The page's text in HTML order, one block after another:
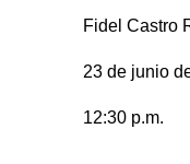
Fidel Castro
23 de junio
12:30 p.m.